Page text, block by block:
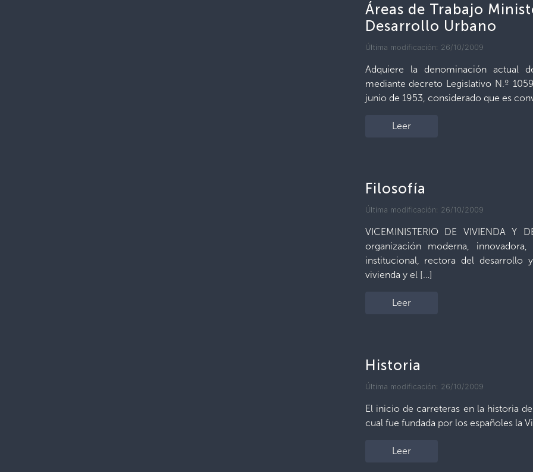
Áreas de Trabajo
Desarrollo Urbano
Última modificación: 26/10/2009
Adquiere la denominación actual
mediante decreto Legislativo N.º
junio de 1953, considerado que es
Leer
Filosofía
Última modificación: 26/10/2009
VICEMINISTERIO DE VIVIENDA Y
organización moderna,
institucional, rectora del desarrollo
vivienda y el […]
Leer
Historia
Última modificación: 26/10/2009
El inicio de carreteras en la historia
cual fue fundada por los españoles la
Leer